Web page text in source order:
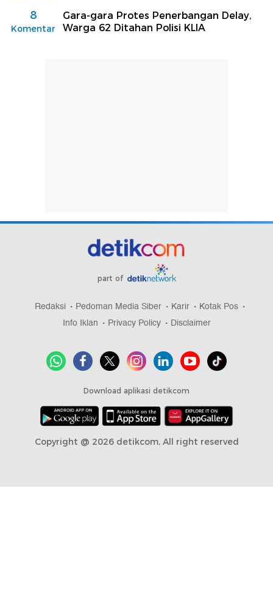
8
Komentar
Gara-gara Protes Penerbangan Delay,
Warga 62 Ditahan Polisi KLIA
part of
Redaksi Pedoman Media Siber Karir
Kotak Pos
Info Iklan
Privacy Policy Disclaimer
Download aplikasi detikcom
Copyright @ 2026 detikcom, All right reserved